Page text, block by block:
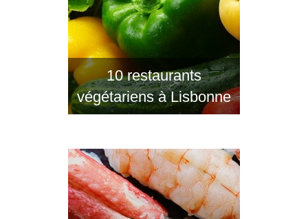
10 restaurants
végétariens à Lisbonne